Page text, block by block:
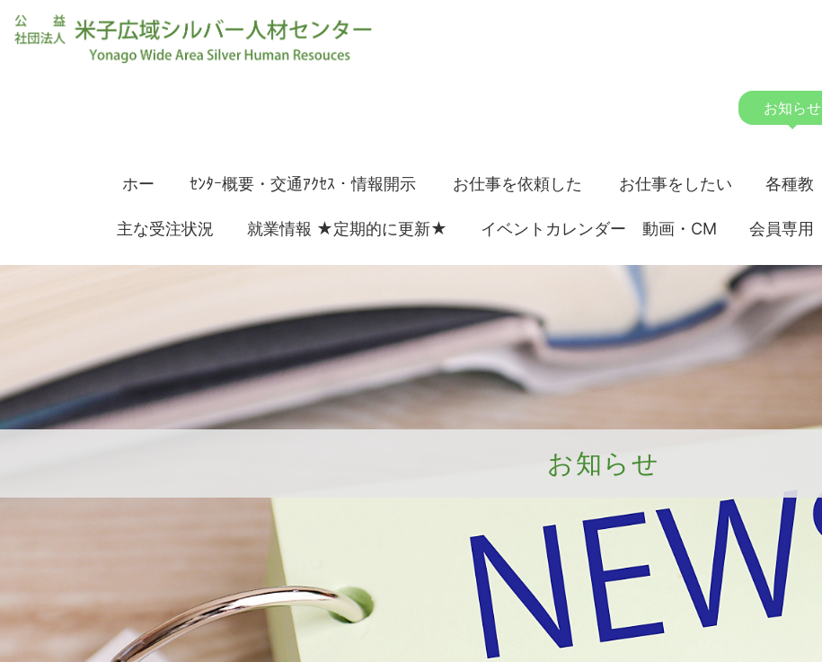
お知らせ
ホー
ム
ｾﾝﾀｰ概要・交通ｱｸｾｽ・情報開示
資料
お仕事を依頼した
い方
お仕事をしたい
方
各種教
室
主な受注状況 就業情報 ★定期的に更新★ イベントカレンダー 動画・CM 会員専用
お知らせ